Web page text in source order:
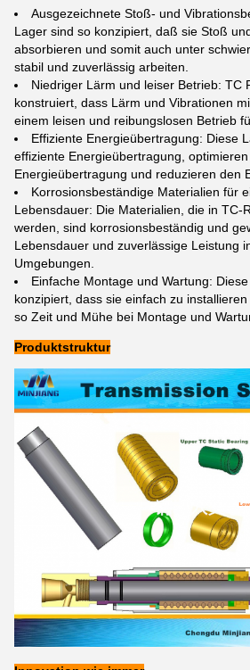
Ausgezeichnete Stoß- und
Lager sind so konzipiert, daß sie Stoß
absorbieren und somit auch unter
stabil und zuverlässig arbeiten.
Niedriger Lärm und leiser Betrieb: TC
konstruiert, dass Lärm und Vibrationen
einem leisen und reibungslosen Betrieb
Effiziente Energieübertragung: Diese
effiziente Energieübertragung,
Energieübertragung und reduzieren den
Korrosionsbeständige Materialien für
Lebensdauer: Die Materialien, die in TC-
werden, sind korrosionsbeständig und
Lebensdauer und zuverlässige Leistung
Umgebungen.
Einfache Montage und Wartung:
konzipiert, dass sie einfach zu
so Zeit und Mühe bei Montage und
Produktstruktur